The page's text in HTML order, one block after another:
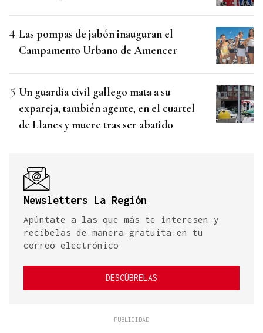
Las pompas de jabón inauguran el
Campamento Urbano de Amencer
Un guardia civil gallego mata a su
expareja, también agente, en el cuartel
de Llanes y muere tras ser abatido
Newsletters La Región
Apúntate a las que más te interesen y
recíbelas de manera gratuita en tu
correo electrónico
DESCÚBRELAS